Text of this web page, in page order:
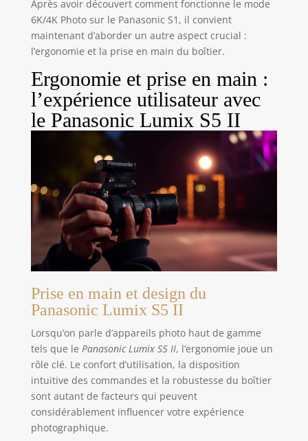
Après avoir découvert comment fonctionne le mode
6K/4K Photo sur le Panasonic S1, il convient
maintenant d’aborder un autre aspect crucial :
l’ergonomie et la prise en main du boîtier.
Ergonomie et prise en main :
l’expérience utilisateur avec
le Panasonic Lumix S5 II
Prise en main et design du
Panasonic Lumix S5 II
Lorsqu’on parle d’appareils photo haut de gamme
tels que le Panasonic Lumix S5 II, l’ergonomie joue un
rôle clé. Le confort d’utilisation, la disposition
intuitive des commandes et la robustesse du boîtier
sont autant de facteurs qui peuvent
considérablement influencer votre expérience
photographique.